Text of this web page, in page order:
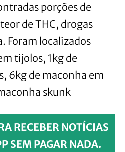
porções de
de THC, drogas
Foram localizados
tijolos, 1kg de
6kg de maconha em
skunk
RECEBER NOTÍCIAS
SEM PAGAR NADA.